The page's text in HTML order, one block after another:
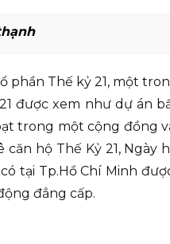
phần Thế kỷ 21, một
được xem như dự án
trong một cộng đồng
hộ Thế Kỷ 21, Ngày
tại Tp.Hồ Chí Minh
đẳng cấp.